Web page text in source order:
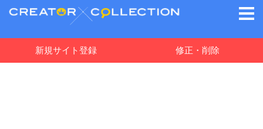
新規サイト登録 修正・削除